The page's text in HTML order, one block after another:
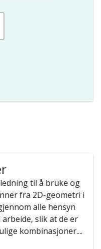
til å bruke og
fra 2D-geometri i
alle hensyn
slik at de er
kombinasjoner....